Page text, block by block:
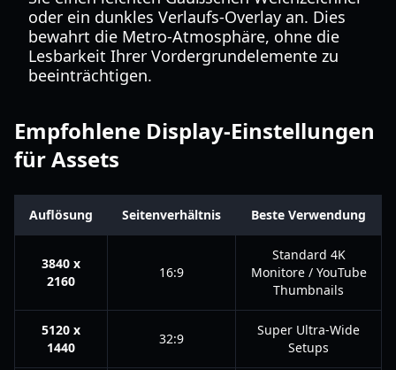
oder ein dunkles Verlaufs-Overlay an. Dies
bewahrt die Metro-Atmosphäre, ohne die
Lesbarkeit Ihrer Vordergrundelemente zu
beeinträchtigen.
Empfohlene Display-Einstellungen
für Assets
Auflösung Seitenverhältnis Beste Verwendung
3840 x
2160
16:9
Standard 4K
Monitore / YouTube
Thumbnails
5120 x
1440
32:9
Super Ultra-Wide
Setups